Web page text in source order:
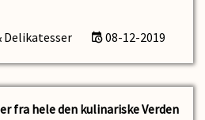
Delikatesser
08-12-2019
fra hele den kulinariske Verden